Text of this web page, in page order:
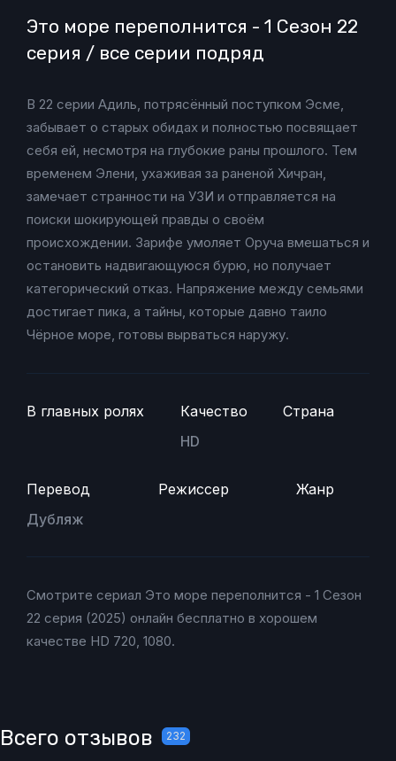
Это море переполнится - 1 Сезон 22
серия / все серии подряд
В 22 серии Адиль, потрясённый поступком Эсме,
забывает о старых обидах и полностью посвящает
себя ей, несмотря на глубокие раны прошлого. Тем
временем Элени, ухаживая за раненой Хичран,
замечает странности на УЗИ и отправляется на
поиски шокирующей правды о своём
происхождении. Зарифе умоляет Оруча вмешаться и
остановить надвигающуюся бурю, но получает
категорический отказ. Напряжение между семьями
достигает пика, а тайны, которые давно таило
Чёрное море, готовы вырваться наружу.
В главных ролях
Качество
HD
Страна
Перевод
Дубляж
Режиссер Жанр
Смотрите сериал Это море переполнится - 1 Сезон
22 серия (2025) онлайн бесплатно в хорошем
качестве HD 720, 1080.
Всего отзывов 232